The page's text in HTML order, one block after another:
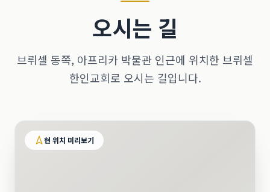
오시는 길
브뤼셀 동쪽, 아프리카 박물관 인근에 위치한 브뤼셀
한인교회로 오시는 길입니다.
현 위치 미리보기